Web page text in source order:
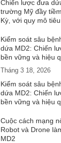
Chiến lược đưa
trường Mỹ đầy
Kỳ, với quy mô tiêu
Kiểm soát sâu
dứa MD2: Chiến
bền vững và hiệu
Tháng 3 18, 2026
Kiểm soát sâu
dứa MD2: Chiến
bền vững và hiệu
Cuộc cách mạng
Robot và Drone
MD2